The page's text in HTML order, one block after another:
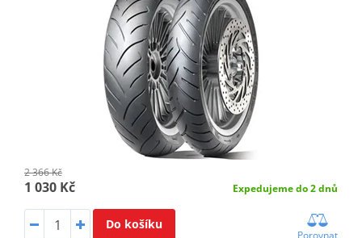
2 366 Kč
1 030 Kč Expedujeme do 2 dnů
Do košíku